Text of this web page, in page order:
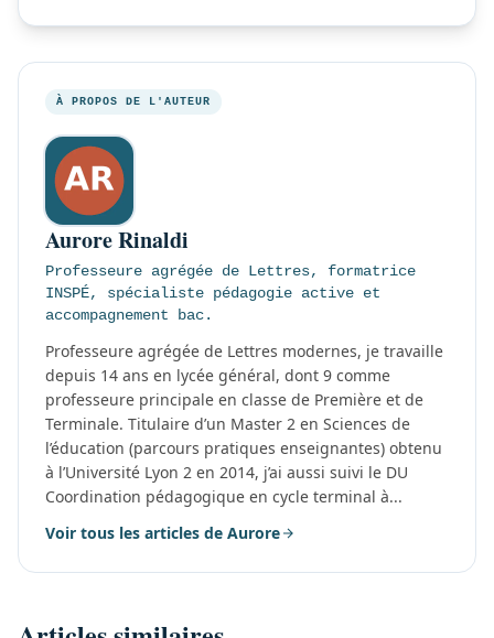
À PROPOS DE L'AUTEUR
Aurore Rinaldi
Professeure agrégée de Lettres, formatrice
INSPÉ, spécialiste pédagogie active et
accompagnement bac.
Professeure agrégée de Lettres modernes, je travaille
depuis 14 ans en lycée général, dont 9 comme
professeure principale en classe de Première et de
Terminale. Titulaire d’un Master 2 en Sciences de
l’éducation (parcours pratiques enseignantes) obtenu
à l’Université Lyon 2 en 2014, j’ai aussi suivi le DU
Coordination pédagogique en cycle terminal à...
Voir tous les articles de Aurore